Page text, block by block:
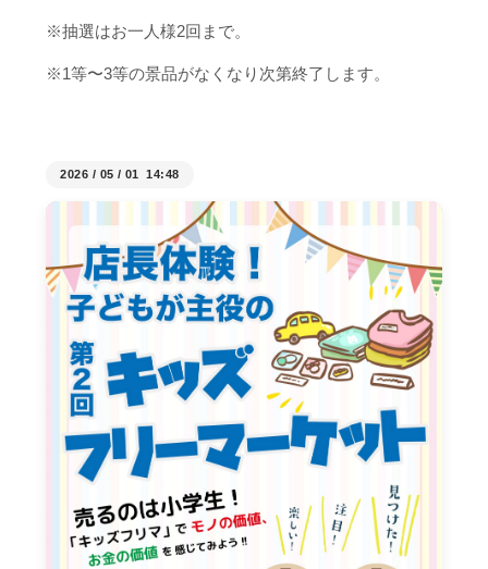
※抽選はお一人様2回まで。
※1等〜3等の景品がなくなり次第終了します。
2026 / 05 / 01 14:48